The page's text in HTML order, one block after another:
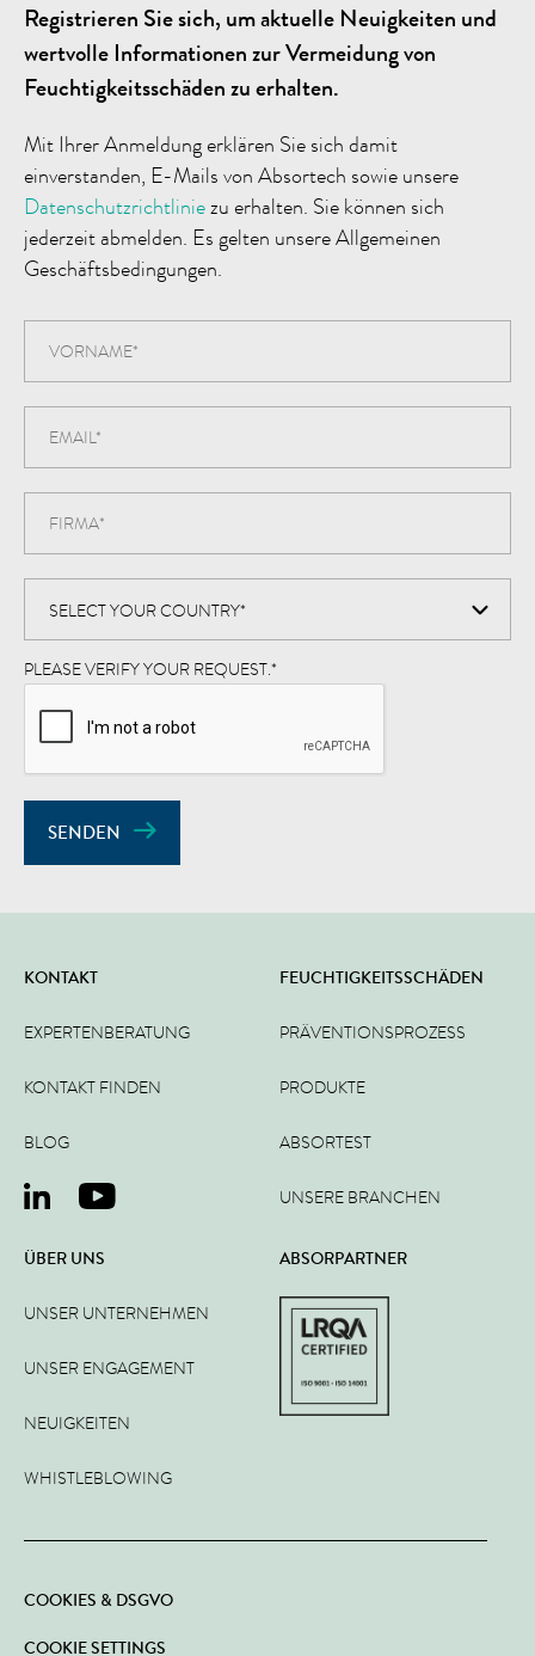
Registrieren Sie sich, um aktuelle Neuigkeiten und
wertvolle Informationen zur Vermeidung von
Feuchtigkeitsschäden zu erhalten.
Mit Ihrer Anmeldung erklären Sie sich damit
einverstanden, E-Mails von Absortech sowie unsere
Datenschutzrichtliniezu erhalten. Sie können sich
jederzeit abmelden. Es gelten unsere Allgemeinen
Geschäftsbedingungen.
PLEASE VERIFY YOUR REQUEST.*
SENDEN
KONTAKT
EXPERTENBERATUNG
KONTAKT FINDEN
BLOG
FEUCHTIGKEITSSCHÄDEN
PRÄVENTIONSPROZESS
PRODUKTE
ABSORTEST
UNSERE BRANCHEN
ÜBER UNS
UNSER UNTERNEHMEN
UNSER ENGAGEMENT
NEUIGKEITEN
WHISTLEBLOWING
ABSORPARTNER
COOKIES & DSGVO
COOKIE SETTINGS